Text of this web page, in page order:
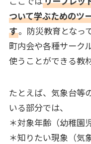
ついて学ぶためのツ
す。防災教育となっ
町内会や各種サーク
使うことができる教
たとえば、気象台等
いる部分では、
＊対象年齢（幼稚園
＊知りたい現象（気